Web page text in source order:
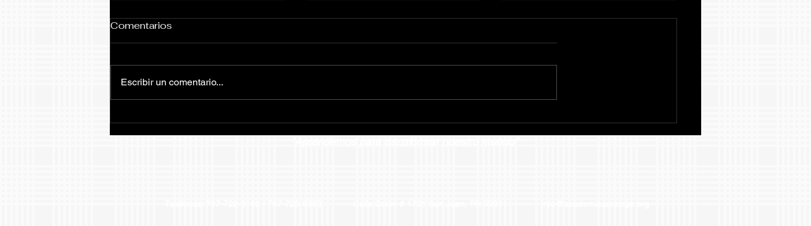
Atlética
Invitación Día Familiar
LIMITE PROYECTO FINAL
Comentarios
Escribir un comentario...